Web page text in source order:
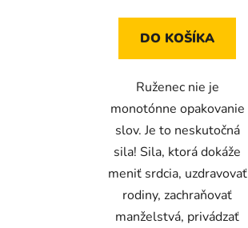
DO KOŠÍKA
Ruženec nie je
monotónne opakovanie
slov. Je to neskutočná
sila! Sila, ktorá dokáže
meniť srdcia, uzdravovať
rodiny, zachraňovať
manželstvá, privádzať